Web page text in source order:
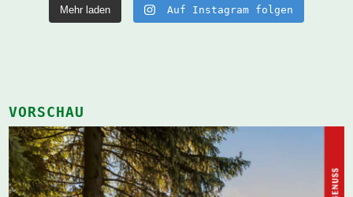
Mehr laden Auf Instagram folgen
VORSCHAU